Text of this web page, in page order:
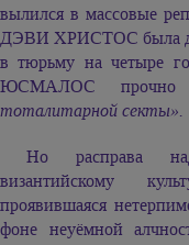
вылился в массовые
ДЭВИ ХРИСТОС была
в тюрьму на четыре
ЮСМАЛОС прочно
тоталитарной секты».
Но расправа
византийскому
проявившаяся
фоне неуёмной